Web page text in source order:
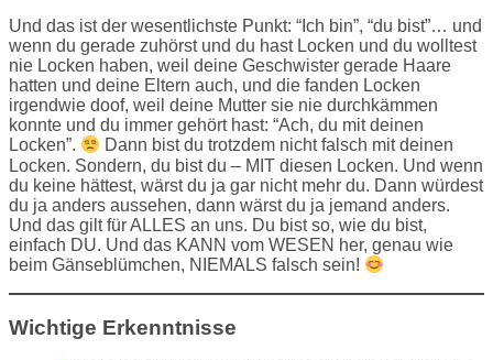
Und das ist der wesentlichste Punkt: “Ich bin”, “du bist”… und
wenn du gerade zuhörst und du hast Locken und du wolltest
nie Locken haben, weil deine Geschwister gerade Haare
hatten und deine Eltern auch, und die fanden Locken
irgendwie doof, weil deine Mutter sie nie durchkämmen
konnte und du immer gehört hast: “Ach, du mit deinen
Locken”.
Dann bist du trotzdem nicht falsch mit deinen
Locken. Sondern, du bist du – MIT diesen Locken. Und wenn
du keine hättest, wärst du ja gar nicht mehr du. Dann würdest
du ja anders aussehen, dann wärst du ja jemand anders.
Und das gilt für ALLES an uns. Du bist so, wie du bist,
einfach DU. Und das KANN vom WESEN her, genau wie
beim Gänseblümchen, NIEMALS falsch sein!
Wichtige Erkenntnisse